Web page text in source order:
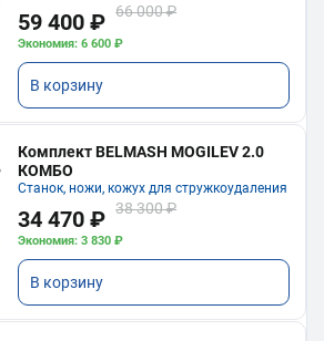
59 400 ₽ 66 000 ₽
Экономия: 6 600 ₽
В корзину
Комплект BELMASH MOGILEV 2.0
КОМБО
Станок, ножи, кожух для стружкоудаления
34 470 ₽ 38 300 ₽
Экономия: 3 830 ₽
В корзину